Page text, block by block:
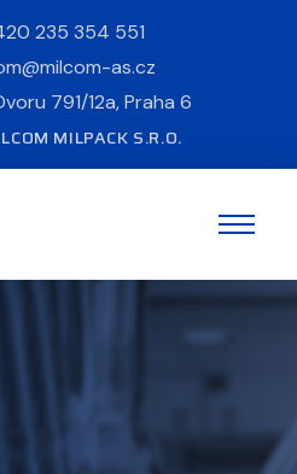
235 354 551
as.cz
791/12a, Praha 6
MILPACK S.R.O.